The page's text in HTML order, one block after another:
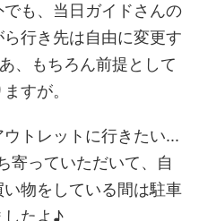
も、当日ガイドさんの
行き先は自由に変更す
、もちろん前提として
すが。
トレットに行きたい...
寄っていただいて、自
物をしている間は駐車
したよ♪